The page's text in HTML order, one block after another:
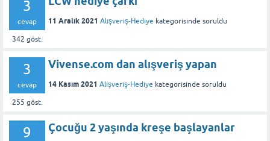
3
cevap
342 göst.
11 Aralık 2021 Alışveriş-Hediye kategorisinde soruldu
3
cevap
255 göst.
Vivense.com dan alışveriş yapan
14 Kasım 2021 Alışveriş-Hediye kategorisinde soruldu
9 Çocuğu 2 yaşında kreşe başlayanlar